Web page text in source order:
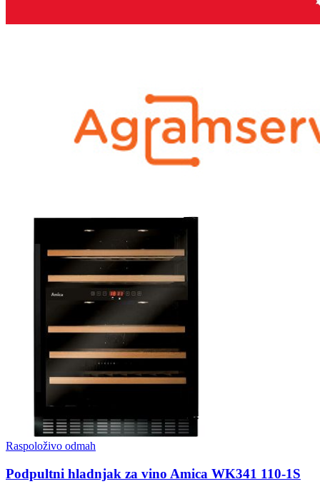
Raspoloživo odmah
Podpultni hladnjak za vino Amica WK341 110-1S